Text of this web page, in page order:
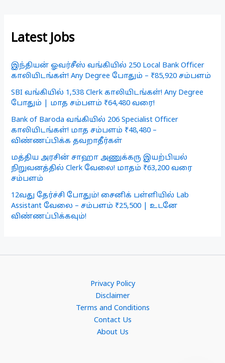
Latest Jobs
இந்தியன் ஓவர்சீஸ் வங்கியில் 250 Local Bank Officer
காலியிடங்கள்! Any Degree போதும் – ₹85,920 சம்பளம்
SBI வங்கியில் 1,538 Clerk காலியிடங்கள்! Any Degree
போதும் | மாத சம்பளம் ₹64,480 வரை!
Bank of Baroda வங்கியில் 206 Specialist Officer
காலியிடங்கள்! மாத சம்பளம் ₹48,480 –
விண்ணப்பிக்க தவறாதீர்கள்
மத்திய அரசின் சாஹா அணுக்கரு இயற்பியல்
நிறுவனத்தில் Clerk வேலை! மாதம் ₹63,200 வரை
சம்பளம்
12வது தேர்ச்சி போதும்! சைனிக் பள்ளியில் Lab
Assistant வேலை – சம்பளம் ₹25,500 | உடனே
விண்ணப்பிக்கவும்!
Privacy Policy
Disclaimer
Terms and Conditions
Contact Us
About Us